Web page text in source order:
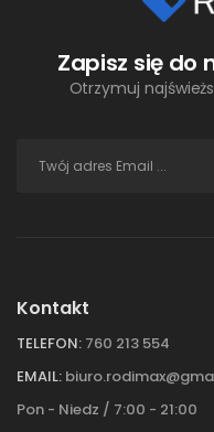
Zapisz się do
Otrzymuj
Kontakt
TELEFON: 760 213 554
EMAIL:
Pon - Niedz / 7:00 - 21:00